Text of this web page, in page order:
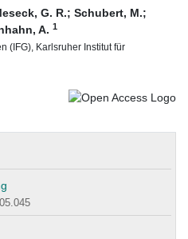
G. R.; Schubert, M.;
A. 1
(IFG), Karlsruher Institut für